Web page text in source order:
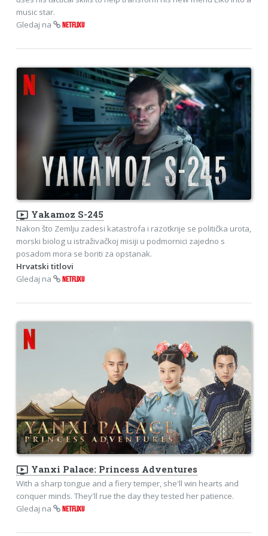
music star.
Gledaj na
NETFLIXU
ondemand_video Yakamoz S-245
Nakon što Zemlju zadesi katastrofa i razotkrije se politička urota,
morski biolog u istraživačkoj misiji u podmornici zajedno s
posadom mora se boriti za opstanak.
Hrvatski titlovi
Gledaj na
NETFLIXU
ondemand_video Yanxi Palace: Princess Adventures
With a sharp tongue and a fiery temper, she'll win hearts and
conquer minds. They'll rue the day they tested her patience.
Gledaj na
NETFLIXU